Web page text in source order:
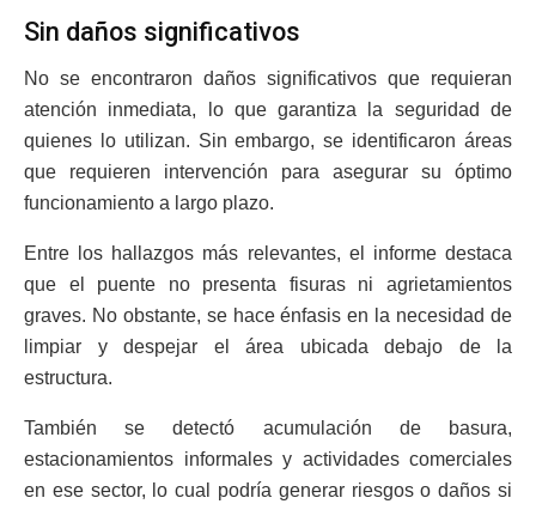
Sin daños significativos
No se encontraron daños significativos que requieran
atención inmediata, lo que garantiza la seguridad de
quienes lo utilizan. Sin embargo, se identificaron áreas
que requieren intervención para asegurar su óptimo
funcionamiento a largo plazo.
Entre los hallazgos más relevantes, el informe destaca
que el puente no presenta fisuras ni agrietamientos
graves. No obstante, se hace énfasis en la necesidad de
limpiar y despejar el área ubicada debajo de la
estructura.
También se detectó acumulación de basura,
estacionamientos informales y actividades comerciales
en ese sector, lo cual podría generar riesgos o daños si